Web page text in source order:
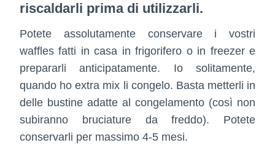
riscaldarli prima di utilizzarli.
Potete assolutamente conservare i vostri
waffles fatti in casa in frigorifero o in freezer e
prepararli anticipatamente. Io solitamente,
quando ho extra mix li congelo. Basta metterli in
delle bustine adatte al congelamento (così non
subiranno bruciature da freddo). Potete
conservarli per massimo 4-5 mesi.